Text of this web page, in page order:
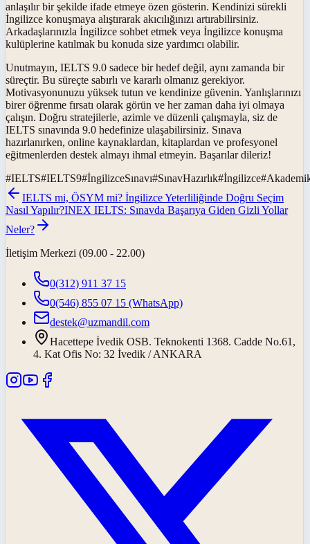
anlaşılır bir şekilde ifade etmeye özen gösterin. Kendinizi sürekli
İngilizce konuşmaya alıştırarak akıcılığınızı artırabilirsiniz.
Arkadaşlarınızla İngilizce sohbet etmek veya İngilizce konuşma
kulüplerine katılmak bu konuda size yardımcı olabilir.
Unutmayın, IELTS 9.0 sadece bir hedef değil, aynı zamanda bir
süreçtir. Bu süreçte sabırlı ve kararlı olmanız gerekiyor.
Motivasyonunuzu yüksek tutun ve kendinize güvenin. Yanlışlarınızı
birer öğrenme fırsatı olarak görün ve her zaman daha iyi olmaya
çalışın. Doğru stratejilerle, azimle ve düzenli çalışmayla, siz de
IELTS sınavında 9.0 hedefinize ulaşabilirsiniz. Sınava
hazırlanırken, online kaynaklardan, kitaplardan ve profesyonel
eğitmenlerden destek almayı ihmal etmeyin. Başarılar dileriz!
#IELTS#IELTS9#İngilizceSınavı#SınavHazırlık#İngilizce#
IELTS mi, ÖSYM mi? İngilizce Yeterliliğinde Doğru Seçim
Nasıl Yapılır?INEX IELTS: Sınavda Başarıya Giden Gizli Yollar
Neler?
İletişim Merkezi (09.00 - 22.00)
0(312) 911 37 15
0(546) 855 07 15 (WhatsApp)
destek@uzmandil.com
Hacettepe İvedik OSB. Teknokenti 1368. Cadde No.61,
4. Kat Ofis No: 32 İvedik / ANKARA